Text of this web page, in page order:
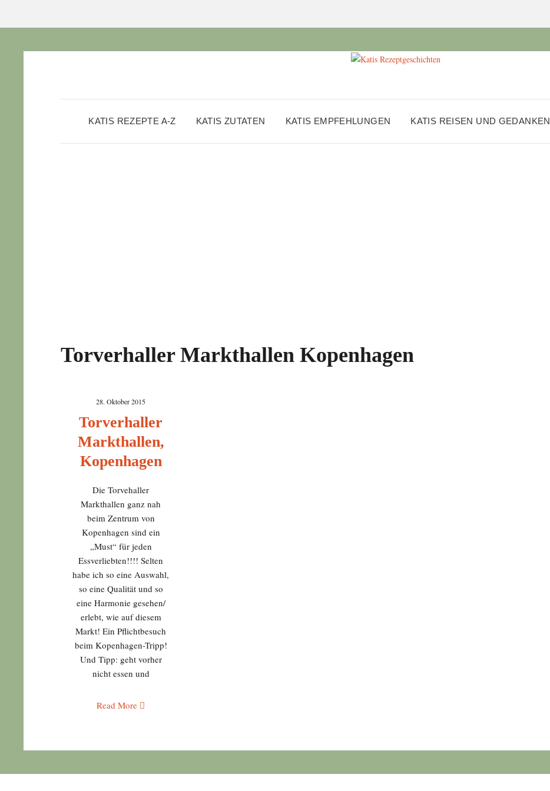
KATIS REZEPTE A-Z KATIS ZUTATEN KATIS EMPFEHLUNGEN KATIS REISEN UND GEDANKEN
Torverhaller Markthallen Kopenhagen
28. Oktober 2015
Torverhaller
Markthallen,
Kopenhagen
Die Torvehaller
Markthallen ganz nah
beim Zentrum von
Kopenhagen sind ein
„Must“ für jeden
Essverliebten!!!! Selten
habe ich so eine Auswahl,
so eine Qualität und so
eine Harmonie gesehen/
erlebt, wie auf diesem
Markt! Ein Pflichtbesuch
beim Kopenhagen-Tripp!
Und Tipp: geht vorher
nicht essen und
Read More